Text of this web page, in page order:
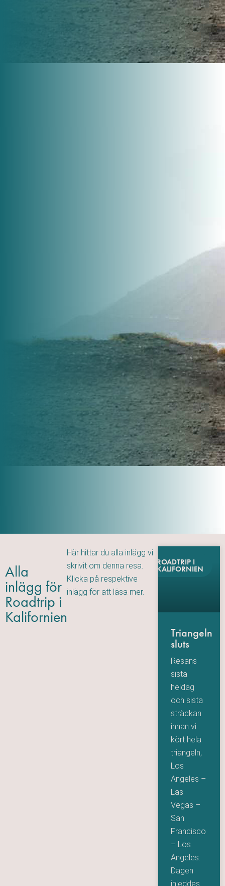
Alla
inlägg för
Roadtrip i
Kalifornien
Här hittar du alla inlägg vi
skrivit om denna resa.
Klicka på respektive
inlägg för att läsa mer.
ROADTRIP I
KALIFORNIEN
Triangeln
sluts
Resans
sista
heldag
och sista
sträckan
innan vi
kört hela
triangeln,
Los
Angeles –
Las
Vegas –
San
Francisco
– Los
Angeles.
Dagen
inleddes